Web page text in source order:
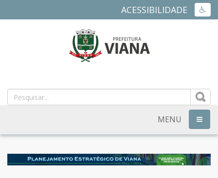
ACESSIBILIDADE
MUNICIPAL
DE
VIANA
ES
MENU